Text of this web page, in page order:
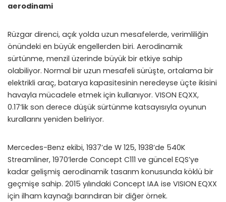
aerodinami
Rüzgar direnci, açık yolda uzun mesafelerde, verimliliğin
önündeki en büyük engellerden biri. Aerodinamik
sürtünme, menzil üzerinde büyük bir etkiye sahip
olabiliyor. Normal bir uzun mesafeli sürüşte, ortalama bir
elektrikli araç, batarya kapasitesinin neredeyse üçte ikisini
havayla mücadele etmek için kullanıyor. VISON EQXX,
0.17’lik son derece düşük sürtünme katsayısıyla oyunun
kurallarını yeniden beliriyor.
Mercedes-Benz ekibi, 1937’de W 125, 1938’de 540K
Streamliner, 1970’lerde Concept C111 ve güncel EQS’ye
kadar gelişmiş aerodinamik tasarım konusunda köklü bir
geçmişe sahip. 2015 yılındaki Concept IAA ise VISION EQXX
için ilham kaynağı barındıran bir diğer örnek.